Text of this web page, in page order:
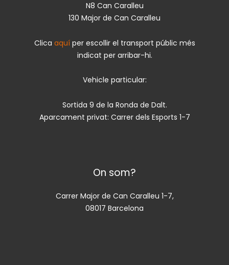
N8 Can Caralleu
130 Major de Can Caralleu
Clica aquí per escollir el transport públic més
indicat per arribar-hi.
Vehicle particular:
Sortida 9 de la Ronda de Dalt.
Aparcament privat: Carrer dels Esports 1-7
On som?
Carrer Major de Can Caralleu 1-7,
08017 Barcelona